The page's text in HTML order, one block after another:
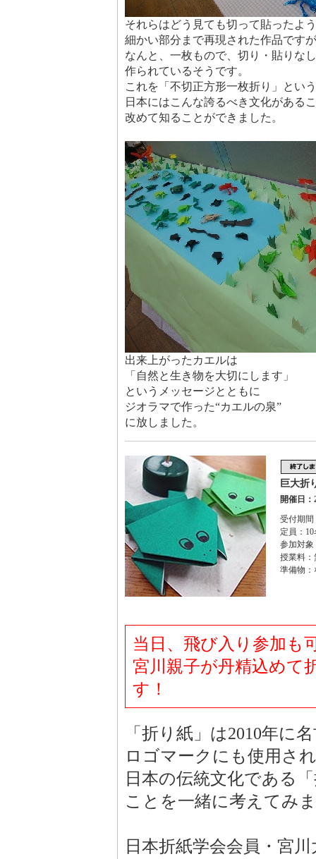
それらはどう見ても切って貼ったよ
細かい部分まで再現された作品です
なんと、一枚もので、切り・貼りな
作られているそうです。
これを「不切正方形一枚折り」とい
日本にはこんな誇るべき文化がある
改めて知ることができました。
出来上がったカエルは
「自然と生き物を大切にします」
というメッセージとともに
ジオラマで作った“カエルの泉”
に放しました。
巨大折
開催日：
受付期
定員：10
参加対象
授業料
準備物：
当日、飛び入り参加も
宮川親子が丹精込めて
す！
「折り紙」は2010年に
ロゴマークにも使用さ
日本の伝統文化である
ことを一緒に考えてみ
日本折紙学会会員・宮